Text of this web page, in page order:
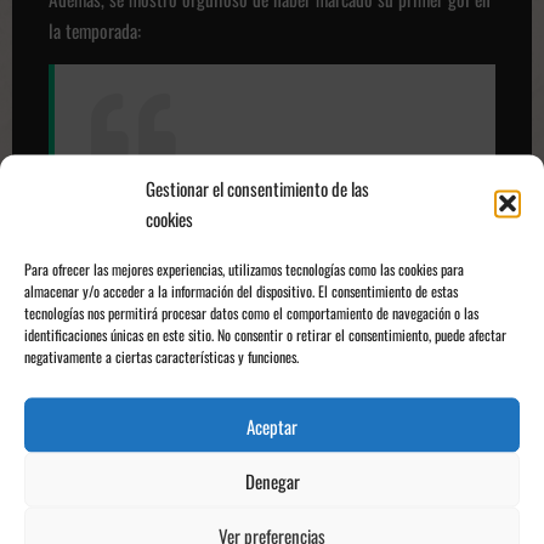
Gestionar el consentimiento de las
cookies
Para ofrecer las mejores experiencias, utilizamos tecnologías como las cookies para
almacenar y/o acceder a la información del dispositivo. El consentimiento de estas
tecnologías nos permitirá procesar datos como el comportamiento de navegación o las
identificaciones únicas en este sitio. No consentir o retirar el consentimiento, puede afectar
negativamente a ciertas características y funciones.
Aceptar
Denegar
Ver preferencias
la temporada:
No fue el mejor gol de mi carrera, pero sirvió para abrir
el marcador. Tenía que estrenarme en liga esta
- David López
un triunfo para revertir la dinámica de los anteriores
partidos: